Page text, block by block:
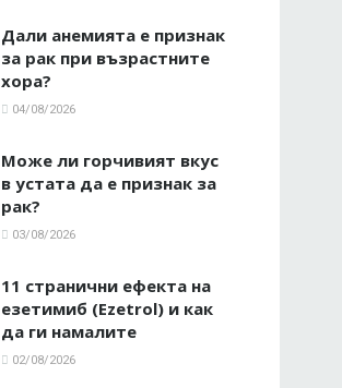
Дали анемията е признак
за рак при възрастните
хора?
04/08/2026
Може ли горчивият вкус
в устата да е признак за
рак?
03/08/2026
11 странични ефекта на
езетимиб (Ezetrol) и как
да ги намалите
02/08/2026